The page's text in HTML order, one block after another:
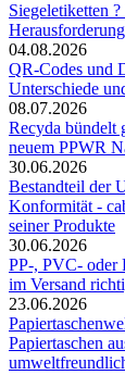
Siegeletiketten
04.08.2026
QR-Codes und
Unterschiede
08.07.2026
Recyda bündelt
neuem PPWR
30.06.2026
Bestandteil der
Konformität -
seiner Produkte
30.06.2026
PP-, PVC- oder
im Versand
23.06.2026
Papiertaschen